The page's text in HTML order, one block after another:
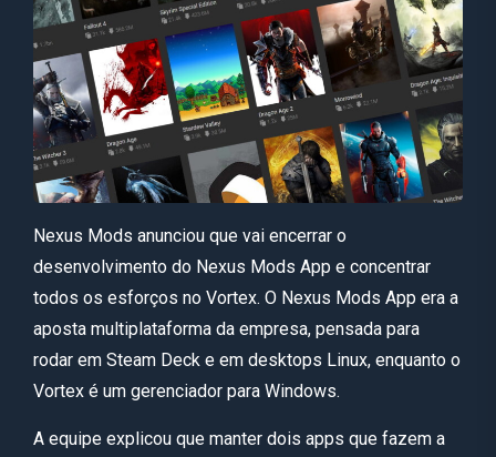
Nexus Mods anunciou que vai encerrar o
desenvolvimento do Nexus Mods App e concentrar
todos os esforços no Vortex. O Nexus Mods App era a
aposta multiplataforma da empresa, pensada para
rodar em Steam Deck e em desktops Linux, enquanto o
Vortex é um gerenciador para Windows.
A equipe explicou que manter dois apps que fazem a